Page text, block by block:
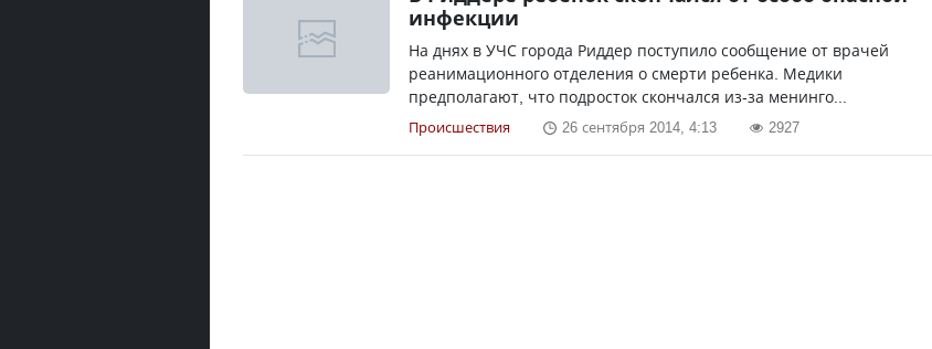
инфекции
На днях в УЧС города Риддер поступило сообщение от врачей
реанимационного отделения о смерти ребенка. Медики
предполагают, что подросток скончался из-за менинго...
Происшествия 26 сентября 2014, 4:13 2927